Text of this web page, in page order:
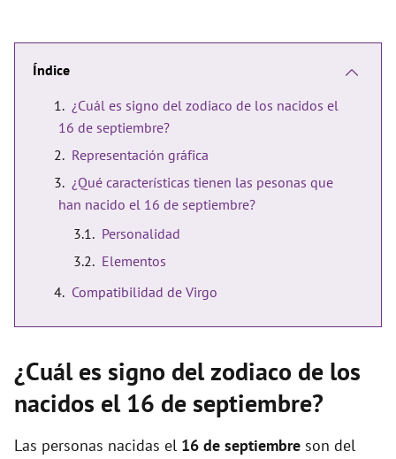
Índice
¿Cuál es signo del zodiaco de los nacidos el
16 de septiembre?
Representación gráfica
¿Qué características tienen las pesonas que
han nacido el 16 de septiembre?
Personalidad
Elementos
Compatibilidad de Virgo
¿Cuál es signo del zodiaco de los
nacidos el 16 de septiembre?
Las personas nacidas el 16 de septiembre son del